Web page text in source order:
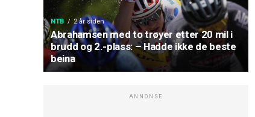
NTB 2 år siden
Abrahamsen med to trøyer etter 20 mil i
brudd og 2.-plass: – Hadde ikke de beste
beina
ANNONSE